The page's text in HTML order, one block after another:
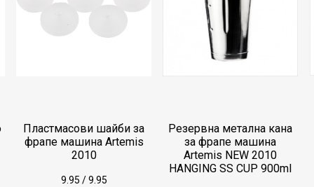
Пластмасови шайби за
фрапе машина Artemis
2010
9.95 /9.95
Резервна метална кана
за фрапе машина
Artemis NEW 2010
HANGING SS CUP 900ml